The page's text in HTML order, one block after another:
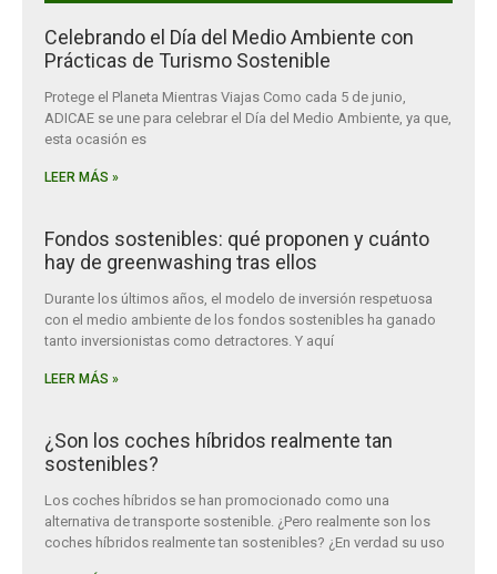
Celebrando el Día del Medio Ambiente con
Prácticas de Turismo Sostenible
Protege el Planeta Mientras Viajas Como cada 5 de junio,
ADICAE se une para celebrar el Día del Medio Ambiente, ya que,
esta ocasión es
LEER MÁS »
Fondos sostenibles: qué proponen y cuánto
hay de greenwashing tras ellos
Durante los últimos años, el modelo de inversión respetuosa
con el medio ambiente de los fondos sostenibles ha ganado
tanto inversionistas como detractores. Y aquí
LEER MÁS »
¿Son los coches híbridos realmente tan
sostenibles?
Los coches híbridos se han promocionado como una
alternativa de transporte sostenible. ¿Pero realmente son los
coches híbridos realmente tan sostenibles? ¿En verdad su uso